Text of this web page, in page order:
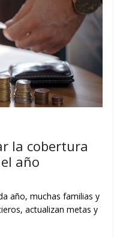
la cobertura
año
año, muchas familias y
actualizan metas y